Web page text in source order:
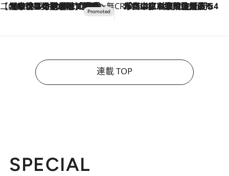
【CREA×星野リゾート】唯一無二。癒しと発見が待つ場所へ
2026.8.7
【トンボの足水浴】ヒノキの香りに包まれて涼感マックス！約13℃の湧水かけ流しを避暑地「星野温泉 トンボの湯」で体験 CREA'S CHOICE
2026.8.7
「立川にも歌舞伎があるんだよ」 片岡仁左衛門・市川中車ら豪華座組みで4年目の立川立飛歌舞伎へ
連載 TOP
SPECIAL